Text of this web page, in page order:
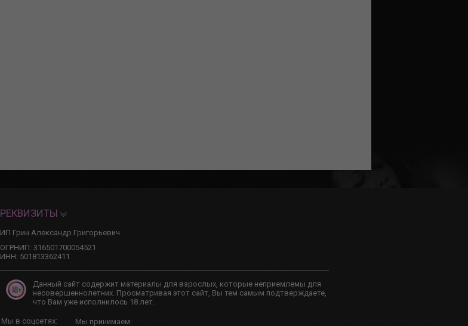
РЕКВИЗИТЫ
ИП Грин Александр Григорьевич
ОГРНИП: 316501700054521
ИНН: 501813362411
Данный сайт содержит материалы для взрослых, которые неприемлемы для
несовершеннолетних. Просматривая этот сайт, Вы тем самым подтверждаете,
что Вам уже исполнилось 18 лет.
Мы в соцсетях: Мы принимаем: